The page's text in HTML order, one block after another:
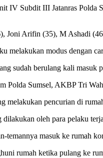
IV Subdit III Jatanras Polda
Joni Arifin (35), M Ashadi
melakukan modus dengan
sudah berulang kali
Polda Sumsel, AKBP Tri
melakukan pencurian di
dilakukan oleh para pelaku
temannya masuk ke rumah
rumah ketika pulang ke